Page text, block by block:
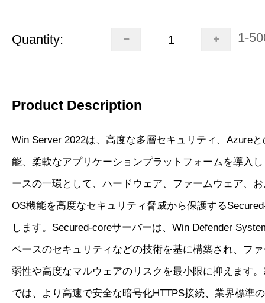
Quantity: 1-
Product Description
Win Server 2022は、高度な多層セキュリティ、Azure
能、柔軟なアプリケーションプラットフォームを導入
ースの一環として、ハードウェア、ファームウェア、
OS機能を高度なセキュリティ脅威から保護する
します。Secured-coreサーバーは、Win Defender
ベースのセキュリティなどの技術を基に構築され、フ
弱性や高度なマルウェアのリスクを最小限に抑えます
では、より高速で安全な暗号化HTTPS接続、業界標準